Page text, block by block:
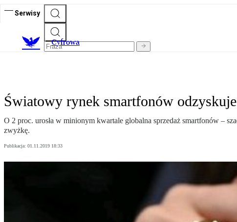
Serwisy
Cyfrowa
Światowy rynek smartfonów
O 2 proc. urosła w minionym kwartale globalna sprzedaż smartfonów –
zwyżkę.
Publikacja: 01.11.2019 18:33